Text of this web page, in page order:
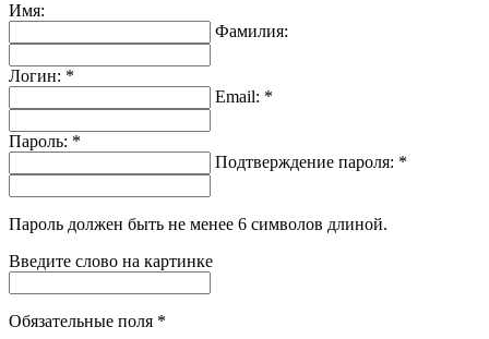
Имя:
Фамилия:
Логин: *
Email: *
Пароль: *
Подтверждение пароля: *
Пароль должен быть не менее 6 символов длиной.
Введите слово на картинке
Обязательные поля *